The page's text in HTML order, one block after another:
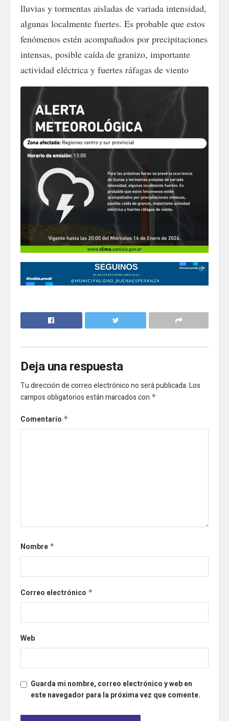
lluvias y tormentas aisladas de variada intensidad,
algunas localmente fuertes. Es probable que estos
fenómenos estén acompañados por precipitaciones
intensas, posible caída de granizo, importante
actividad eléctrica y fuertes ráfagas de viento
Deja una respuesta
Tu dirección de correo electrónico no será publicada.Los
campos obligatorios están marcados con *
Comentario *
Nombre *
Correo electrónico *
Web
Guarda mi nombre, correo electrónico y web en
este navegador para la próxima vez que comente.